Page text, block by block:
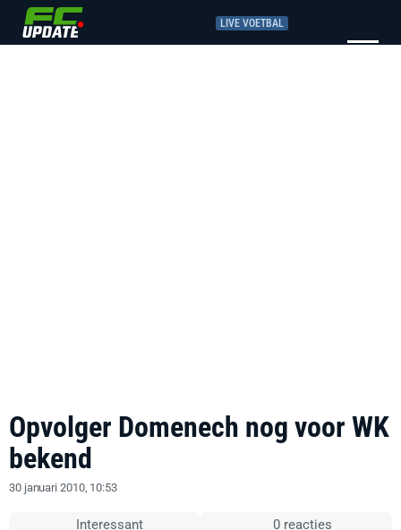
LIVE VOETBAL
Opvolger Domenech nog voor WK
bekend
30 januari 2010, 10:53
Interessant 0 reacties